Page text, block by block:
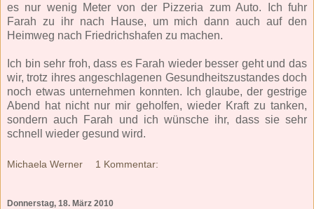
es nur wenig Meter von der Pizzeria zum Auto. Ich fuhr
Farah zu ihr nach Hause, um mich dann auch auf den
Heimweg nach Friedrichshafen zu machen.
Ich bin sehr froh, dass es Farah wieder besser geht und das
wir, trotz ihres angeschlagenen Gesundheitszustandes doch
noch etwas unternehmen konnten. Ich glaube, der gestrige
Abend hat nicht nur mir geholfen, wieder Kraft zu tanken,
sondern auch Farah und ich wünsche ihr, dass sie sehr
schnell wieder gesund wird.
Michaela Werner 1 Kommentar:
Donnerstag, 18. März 2010